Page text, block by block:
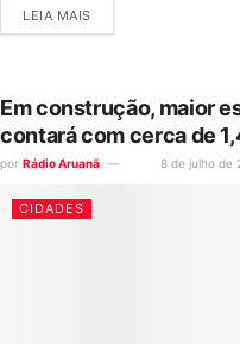
LEIA MAIS
Em construção, maior
contará com cerca de
por Rádio Aruanã 8 de julho de
CIDADES